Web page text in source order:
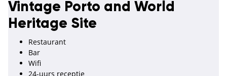
Vintage Porto and World
Heritage Site
Restaurant
Bar
Wifi
24-uurs receptie